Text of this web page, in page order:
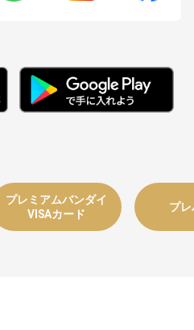
プレミアムバンダイ
VISAカード
プ